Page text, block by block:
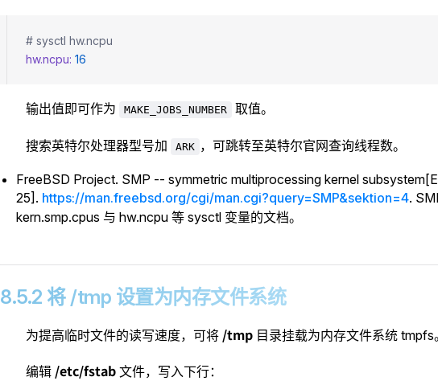
# sysctl hw.ncpu
hw.ncpu: 16
输出值即可作为 MAKE_JOBS_NUMBER 取值。
搜索英特尔处理器型号加 ARK ，可跳转至英特尔官网查询线程数。
FreeBSD Project. SMP -- symmetric multiprocessing kernel
25]. https://man.freebsd.org/cgi/man.cgi?query=SMP&sektion=4.
kern.smp.cpus 与 hw.ncpu 等 sysctl 变量的文档。
8.5.2 将 /tmp 设置为内存文件系统
为提高临时文件的读写速度，可将 /tmp 目录挂载为内存文件系统 tmpfs
编辑 /etc/fstab 文件，写入下行：